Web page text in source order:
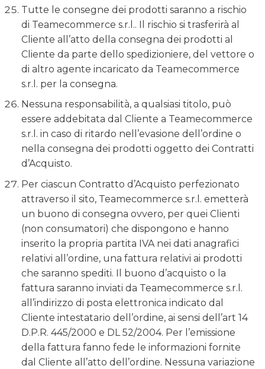
Tutte le consegne dei prodotti saranno a rischio
di Teamecommerce s.r.l.. Il rischio si trasferirà al
Cliente all’atto della consegna dei prodotti al
Cliente da parte dello spedizioniere, del vettore o
di altro agente incaricato da Teamecommerce
s.r.l. per la consegna.
Nessuna responsabilità, a qualsiasi titolo, può
essere addebitata dal Cliente a Teamecommerce
s.r.l. in caso di ritardo nell’evasione dell’ordine o
nella consegna dei prodotti oggetto dei Contratti
d’Acquisto.
Per ciascun Contratto d’Acquisto perfezionato
attraverso il sito, Teamecommerce s.r.l. emetterà
un buono di consegna ovvero, per quei Clienti
(non consumatori) che dispongono e hanno
inserito la propria partita IVA nei dati anagrafici
relativi all’ordine, una fattura relativi ai prodotti
che saranno spediti. Il buono d’acquisto o la
fattura saranno inviati da Teamecommerce s.r.l.
all’indirizzo di posta elettronica indicato dal
Cliente intestatario dell’ordine, ai sensi dell’art 14
D.P.R. 445/2000 e DL 52/2004. Per l’emissione
della fattura fanno fede le informazioni fornite
dal Cliente all’atto dell’ordine. Nessuna variazione